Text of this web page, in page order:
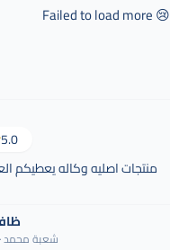
Failed to load more 😢
5.0
منتجات اصليه وكاله يعطيكم
شعبة محمد